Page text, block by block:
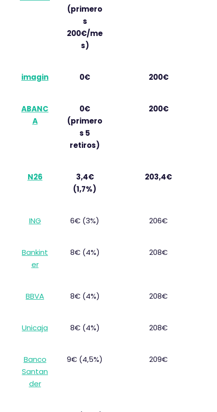
(primero
s
200€/me
s)
imagin 0€ 200€
ABANC
A
0€
(primero
s 5
retiros)
200€
N26
3,4€
(1,7%)
203,4€
ING 6€ (3%) 206€
Bankint
er
8€ (4%) 208€
BBVA 8€ (4%) 208€
Unicaja 8€ (4%) 208€
Banco
Santan
der
9€ (4,5%) 209€